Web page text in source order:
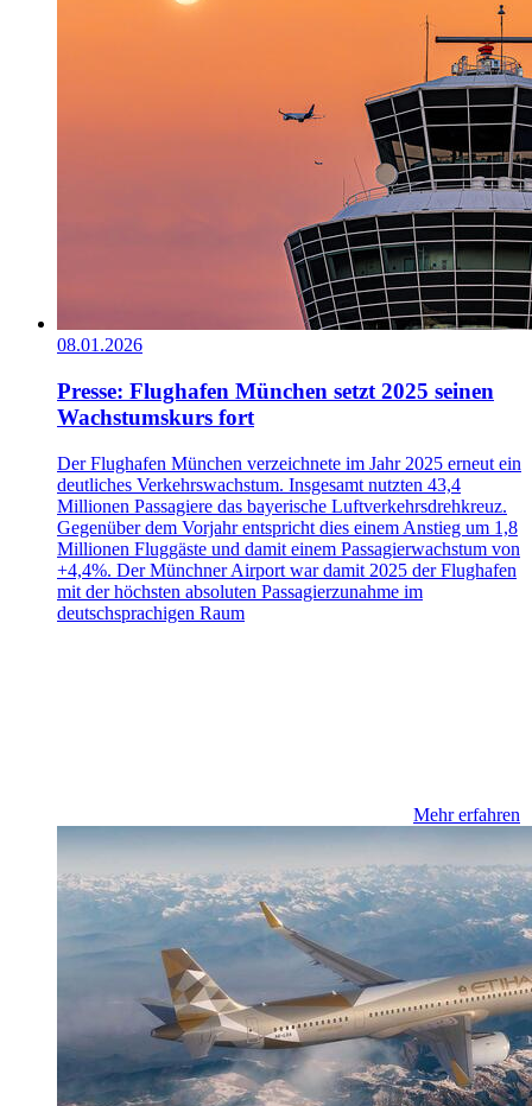
08.01.2026
Presse: Flughafen München setzt 2025 seinen
Wachstumskurs fort
Der Flughafen München verzeichnete im Jahr 2025 erneut ein
deutliches Verkehrswachstum. Insgesamt nutzten 43,4
Millionen Passagiere das bayerische Luftverkehrsdrehkreuz.
Gegenüber dem Vorjahr entspricht dies einem Anstieg um 1,8
Millionen Fluggäste und damit einem Passagierwachstum von
+4,4%. Der Münchner Airport war damit 2025 der Flughafen
mit der höchsten absoluten Passagierzunahme im
deutschsprachigen Raum
Mehr erfahren